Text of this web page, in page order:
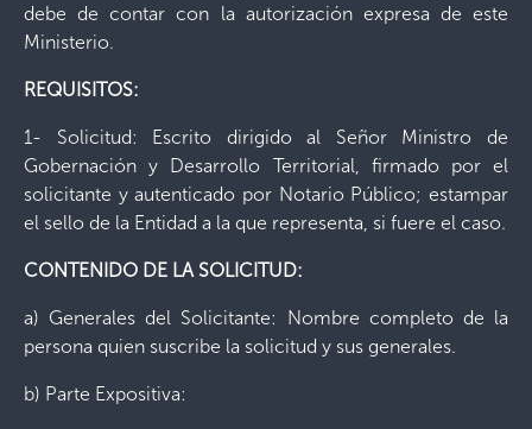
debe de contar con la autorización expresa de este
Ministerio.
REQUISITOS:
1- Solicitud: Escrito dirigido al Señor Ministro de
Gobernación y Desarrollo Territorial, firmado por el
solicitante y autenticado por Notario Público; estampar
el sello de la Entidad a la que representa, si fuere el caso.
CONTENIDO DE LA SOLICITUD:
a) Generales del Solicitante: Nombre completo de la
persona quien suscribe la solicitud y sus generales.
b) Parte Expositiva: